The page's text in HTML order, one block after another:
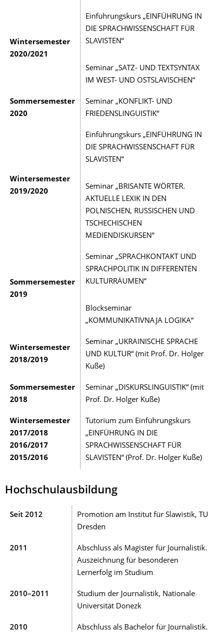
Wintersemester
2020/2021
Einführungskurs „EINFÜHRUNG IN
DIE SPRACHWISSENSCHAFT FÜR
SLAVISTEN“
Seminar „SATZ- UND TEXTSYNTAX
IM WEST- UND OSTSLAVISCHEN“
Sommersemester
2020
Seminar „KONFLIKT- UND
FRIEDENSLINGUISTIK“
Wintersemester
2019/2020
Einführungskurs „EINFÜHRUNG IN
DIE SPRACHWISSENSCHAFT FÜR
SLAVISTEN“
Seminar „BRISANTE WÖRTER.
AKTUELLE LEXIK IN DEN
POLNISCHEN, RUSSISCHEN UND
TSCHECHISCHEN
MEDIENDISKURSEN“
Sommersemester
2019
Seminar „SPRACHKONTAKT UND
SPRACHPOLITIK IN DIFFERENTEN
KULTURRÄUMEN“
Blockseminar
„KOMMUNIKATIVNAJA LOGIKA“
Wintersemester
2018/2019
Seminar „UKRAINISCHE SPRACHE
UND KULTUR“ (mit Prof. Dr. Holger
Kuße)
Sommersemester
2018
Seminar „DISKURSLINGUISTIK“ (mit
Prof. Dr. Holger Kuße)
Wintersemester
2017/2018
2016/2017
2015/2016
Tutorium zum Einführungskurs
„EINFÜHRUNG IN DIE
SPRACHWISSENSCHAFT FÜR
SLAVISTEN“ (Prof. Dr. Holger Kuße)
Hochschulausbildung
Seit 2012
Promotion am Institut für Slawistik, TU
Dresden
2011
Abschluss als Magister für Journalistik.
Auszeichnung für besonderen
Lernerfolg im Studium
2010–2011
Studium der Journalistik, Nationale
Universität Donezk
2010 Abschluss als Bachelor für Journalistik.